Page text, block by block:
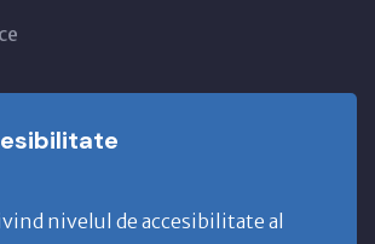
nivelul de accesibilitate al